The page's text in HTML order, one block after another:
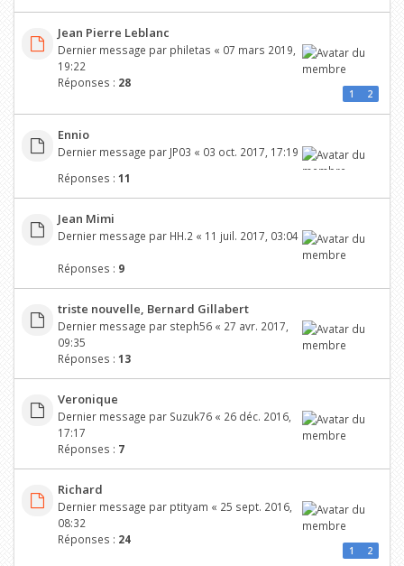
Jean Pierre Leblanc
Dernier message par philetas « 07 mars 2019,
19:22
Réponses : 28
1 2
Ennio
Dernier message par JP03 « 03 oct. 2017, 17:19
Réponses : 11
Jean Mimi
Dernier message par HH.2 « 11 juil. 2017, 03:04
Réponses : 9
triste nouvelle, Bernard Gillabert
Dernier message par steph56« 27 avr. 2017,
09:35
Réponses : 13
Veronique
Dernier message par Suzuk76« 26 déc. 2016,
17:17
Réponses : 7
Richard
Dernier message par ptityam « 25 sept. 2016,
08:32
Réponses : 24
1 2